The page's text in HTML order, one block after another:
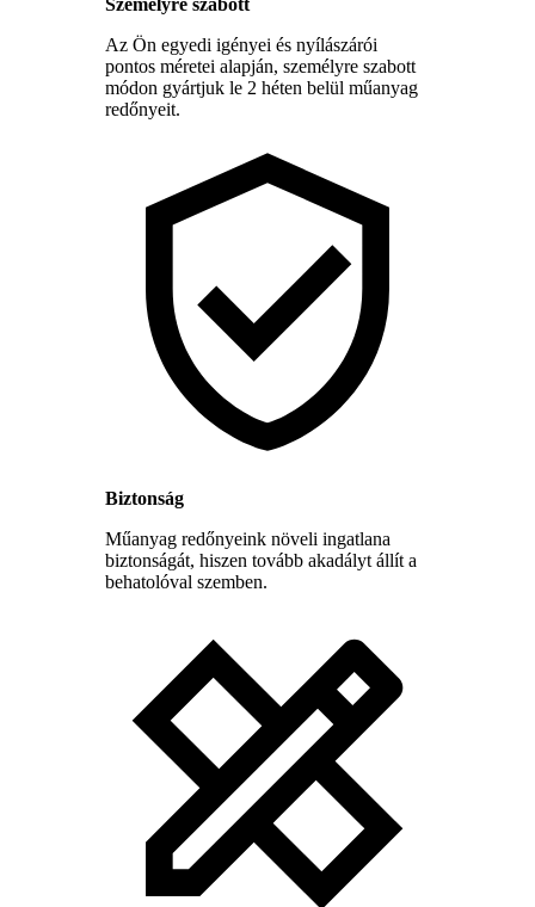
Személyre szabott
Az Ön egyedi igényei és nyílászárói
pontos méretei alapján, személyre szabott
módon gyártjuk le 2 héten belül műanyag
redőnyeit.
Biztonság
Műanyag redőnyeink növeli ingatlana
biztonságát, hiszen tovább akadályt állít a
behatolóval szemben.